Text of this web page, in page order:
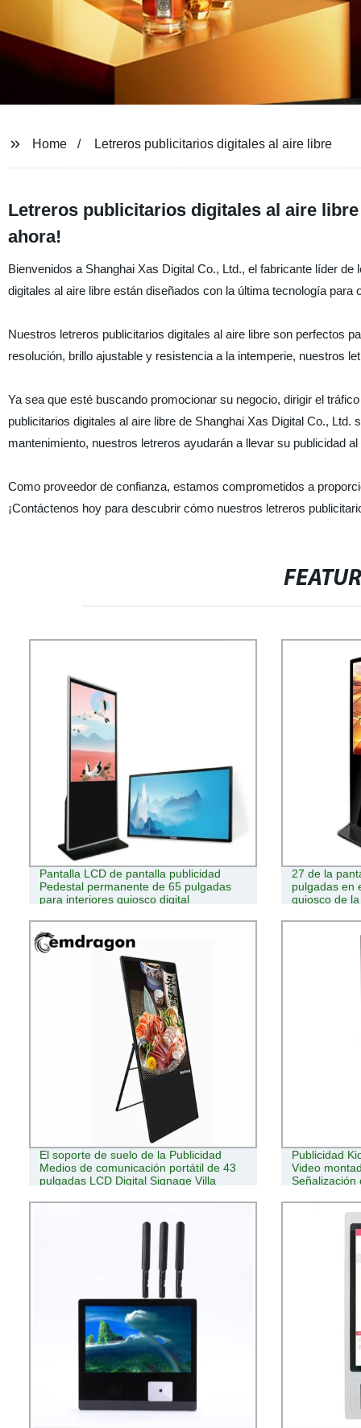
Home Letreros publicitarios digitales al aire libre
Letreros publicitarios digitales al aire
ahora!
Bienvenidos a Shanghai Xas Digital Co., Ltd., el fabricante líder
digitales al aire libre están diseñados con la última tecnología
Nuestros letreros publicitarios digitales al aire libre son perfectos
resolución, brillo ajustable y resistencia a la intemperie, nuestros
Ya sea que esté buscando promocionar su negocio, dirigir el
publicitarios digitales al aire libre de Shanghai Xas Digital Co.,
mantenimiento, nuestros letreros ayudarán a llevar su publicidad
Como proveedor de confianza, estamos comprometidos a
¡Contáctenos hoy para descubrir cómo nuestros letreros
Pantalla LCD de pantalla publicidad
Pedestal permanente de 65 pulgadas
para interiores quiosco digital
27 de la
pulgadas en
quiosco de
visualización
El soporte de suelo de la Publicidad
Medios de comunicación portátil de 43
pulgadas LCD Digital Signage Villa
Digital Signage
Publicidad
Video
Señalización